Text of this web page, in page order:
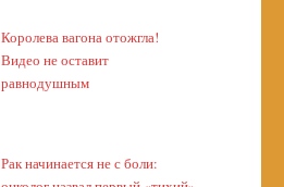
Королева вагона отожгла!
Видео не оставит
равнодушным
Рак начинается не с боли: